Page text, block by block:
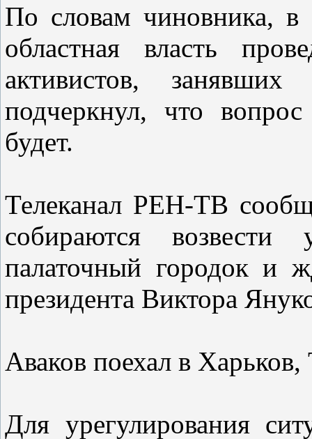
По словам чиновника, в
областная власть
активистов,
подчеркнул, что
будет.
Телеканал РЕН-ТВ
собираются возвести
палаточный городок и
президента Виктора
Аваков поехал в
Для урегулирования